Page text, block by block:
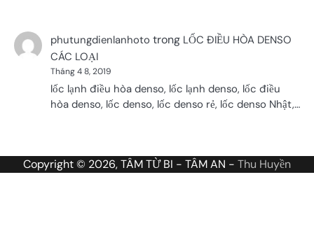
phutungdienlanhoto trong LỐC ĐIỀU HÒA DENSO
CÁC LOẠI
Tháng 4 8, 2019
lốc lạnh điều hòa denso, lốc lạnh denso, lốc điều
hòa denso, lốc denso, lốc denso rẻ, lốc denso Nhật,…
Copyright © 2026, TÂM TỪ BI - TÂM AN - Thu Huyền